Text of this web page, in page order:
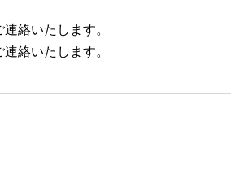
絡いたします。
絡いたします。